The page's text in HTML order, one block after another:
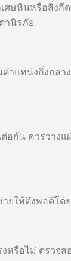
หินหรือสิ่งกีด
านิรภัย
ำแหน่งกึ่งกล
กัน ควรวางแ
ยให้ตึงพอดีโ
หรือไม่ ตรวจ